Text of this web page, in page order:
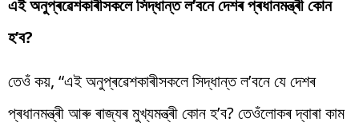
এই অনুপ্ৰৱেশকাৰীসকলে সিদ্ধান্ত ল’বনে দেশৰ প্ৰধানমন্ত্ৰী কোন
হ’ব?
তেওঁ কয়, “এই অনুপ্ৰৱেশকাৰীসকলে সিদ্ধান্ত ল’বনে যে দেশৰ
প্ৰধানমন্ত্ৰী আৰু ৰাজ্যৰ মুখ্যমন্ত্ৰী কোন হ’ব? তেওঁলোকৰ দ্বাৰা কাম